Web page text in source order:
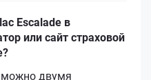
Escalade в
или сайт страховой
двумя